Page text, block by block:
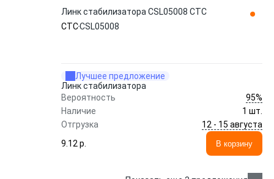
Линк стабилизатора CSL05008 CTC
CTCCSL05008
Лучшее предложение
Линк стабилизатора
Вероятность
95%
Наличие
1 шт.
Отгрузка
12 - 15 августа
9.12 p.
В корзину